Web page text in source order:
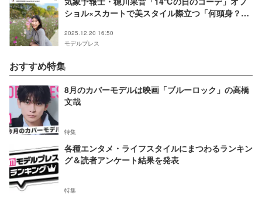
ショル×スカートで美スタイル際立つ「何頭身？」
2025.12.20 16:50
モデルプレス
おすすめ特集
8月のカバーモデルは映画「ブルーロック」の高橋
文哉
特集
各種エンタメ・ライフスタイルにまつわるランキン
グ＆読者アンケート結果を発表
特集